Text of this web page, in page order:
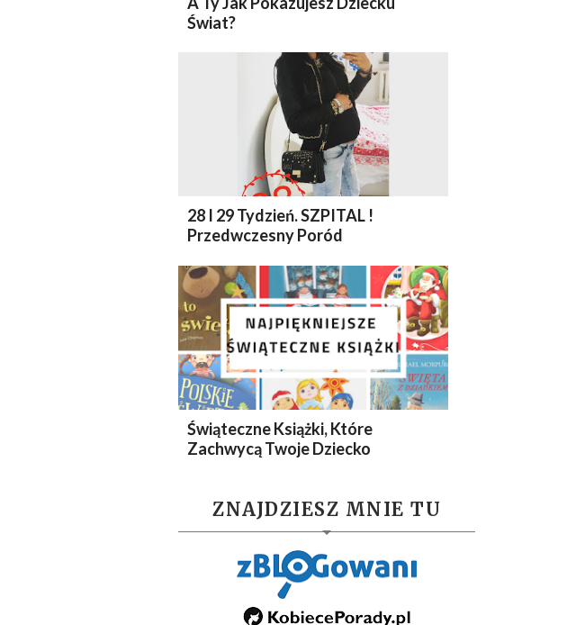
Świat?
28 I 29 Tydzień. SZPITAL !
Przedwczesny Poród
Świąteczne Książki, Które
Zachwycą Twoje Dziecko
ZNAJDZIESZ MNIE TU